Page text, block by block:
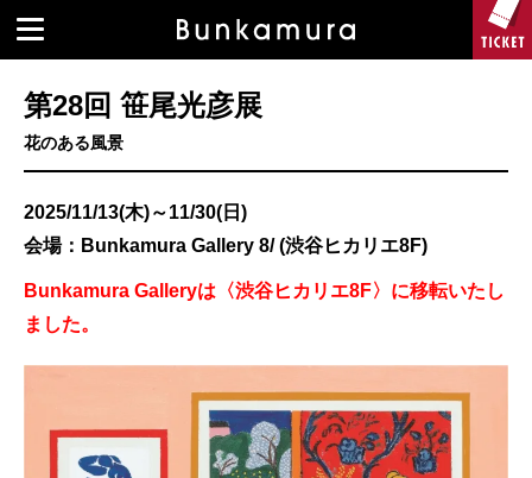
第28回 笹尾光彦展
花のある風景
2025/11/13(木)～11/30(日)
会場：Bunkamura Gallery 8/ (渋谷ヒカリエ8F)
Bunkamura Galleryは〈渋谷ヒカリエ8F〉に移転いたし
ました。